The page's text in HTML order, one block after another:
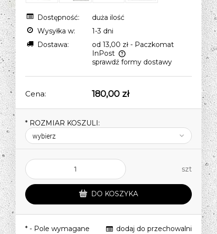
Dostępność:
duża ilość
Wysyłka w:
1-3 dni
Dostawa:
od 13,00 zł - Paczkomat
InPost
Cena nie zawiera ewentualnych kosztów
sprawdź formy dostawy
Cena: 180,00 zł
* ROZMIAR KOSZULI:
szt
DO KOSZYKA
dodaj do przechowalni
* - Pole wymagane